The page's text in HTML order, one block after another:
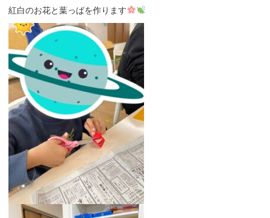
紅白のお花と葉っぱを作ります